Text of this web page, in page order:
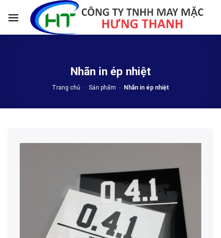
Nhãn in ép nhiệt
Trang chủ - Sản phẩm - Nhãn in ép nhiệt